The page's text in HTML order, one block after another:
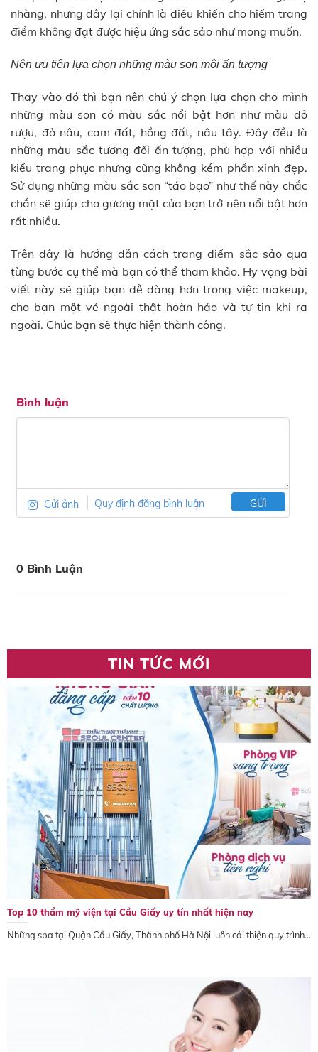
nhàng, nhưng đây lại chính là điều khiến cho hiếm trang
điểm không đạt được hiệu ứng sắc sảo như mong muốn.
Nên ưu tiên lựa chọn những màu son môi ấn tượng
Thay vào đó thì bạn nên chú ý chọn lựa chọn cho mình
những màu son có màu sắc nổi bật hơn như màu đỏ
rượu, đỏ nâu, cam đất, hồng đất, nâu tây. Đây đều là
những màu sắc tương đối ấn tượng, phù hợp với nhiều
kiểu trang phục nhưng cũng không kém phần xinh đẹp.
Sử dụng những màu sắc son “táo bạo” như thế này chắc
chắn sẽ giúp cho gương mặt của bạn trở nên nổi bật hơn
rất nhiều.
Trên đây là hướng dẫn cách trang điểm sắc sảo qua
từng bước cụ thể mà bạn có thể tham khảo. Hy vọng bài
viết này sẽ giúp bạn dễ dàng hơn trong việc makeup,
cho bạn một vẻ ngoài thật hoàn hảo và tự tin khi ra
ngoài. Chúc bạn sẽ thực hiện thành công.
Bình luận
Gửi ảnh Quy định đăng bình luận GỬI
0 Bình Luận
TIN TỨC MỚI
Top 10 thẩm mỹ viện tại Cầu Giấy uy tín nhất hiện nay
Những spa tại Quận Cầu Giấy, Thành phố Hà Nội luôn cải thiện quy trình...